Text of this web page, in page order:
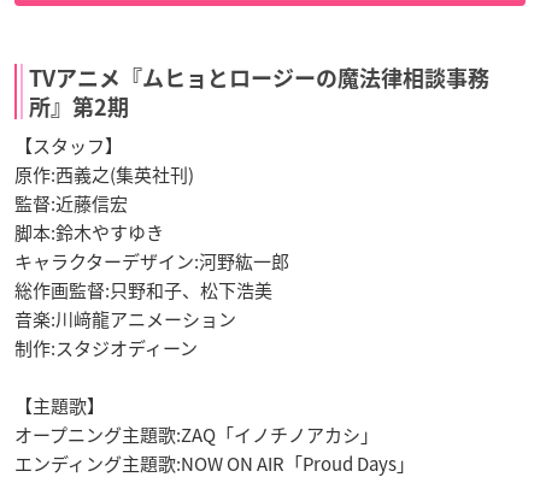
TVアニメ『ムヒョとロージーの魔法律相談事務
所』第2期
【スタッフ】
原作:西義之(集英社刊)
監督:近藤信宏
脚本:鈴木やすゆき
キャラクターデザイン:河野紘一郎
総作画監督:只野和子、松下浩美
音楽:川﨑龍アニメーション
制作:スタジオディーン
【主題歌】
オープニング主題歌:ZAQ 「イノチノアカシ」
エンディング主題歌:NOW ON AIR 「Proud Days」